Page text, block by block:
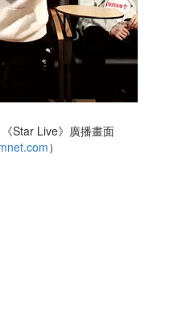
Star Live》廣播畫面
）